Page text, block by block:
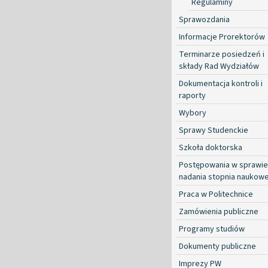
Sprawozdania
Informacje Prorektorów
Terminarze posiedzeń i
składy Rad Wydziałów
Dokumentacja kontroli i
raporty
Wybory
Sprawy Studenckie
Szkoła doktorska
Postępowania w sprawie
nadania stopnia
Praca w Politechnice
Zamówienia publiczne
Programy studiów
Dokumenty publiczne
Imprezy PW